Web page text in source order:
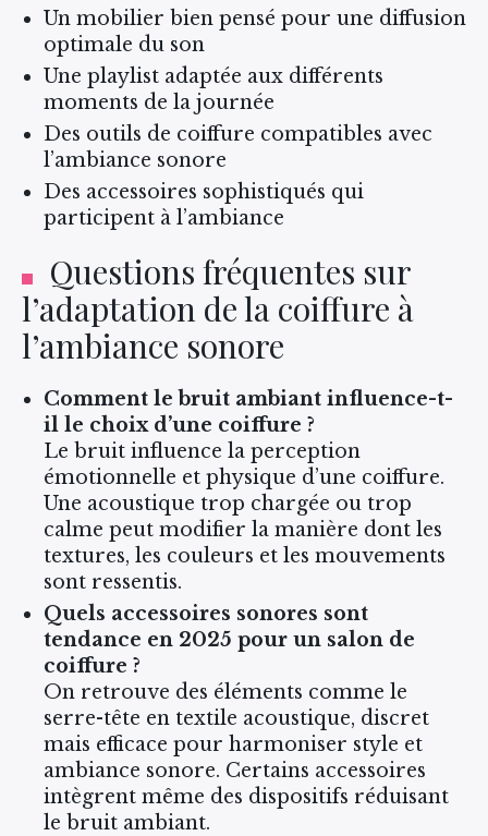
Un mobilier bien pensé pour une diffusion
optimale du son
Une playlist adaptée aux différents
moments de la journée
Des outils de coiffure compatibles avec
l’ambiance sonore
Des accessoires sophistiqués qui
participent à l’ambiance
Questions fréquentes sur
l’adaptation de la coiffure à
l’ambiance sonore
Comment le bruit ambiant influence-t-
il le choix d’une coiffure ?
Le bruit influence la perception
émotionnelle et physique d’une coiffure.
Une acoustique trop chargée ou trop
calme peut modifier la manière dont les
textures, les couleurs et les mouvements
sont ressentis.
Quels accessoires sonores sont
tendance en 2025 pour un salon de
coiffure ?
On retrouve des éléments comme le
serre-tête en textile acoustique, discret
mais efficace pour harmoniser style et
ambiance sonore. Certains accessoires
intègrent même des dispositifs réduisant
le bruit ambiant.